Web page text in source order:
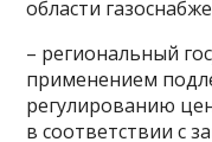
области
– региональный
применением
регулированию
в соответствии с